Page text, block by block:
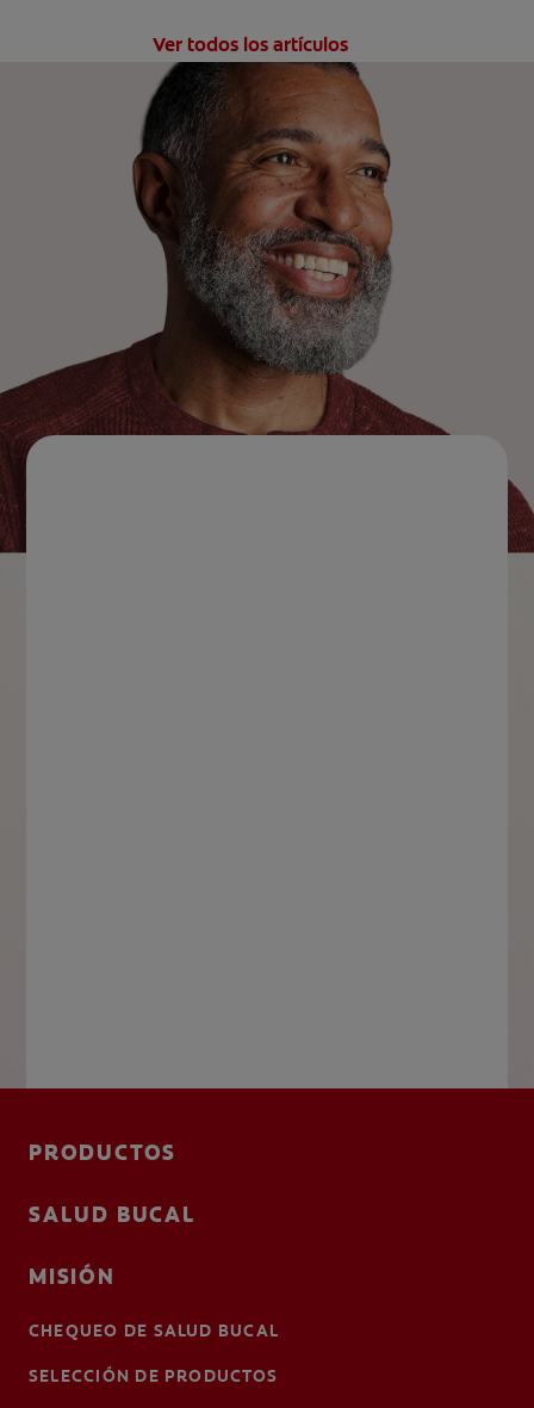
Ver todos los artículos
PRODUCTOS
SALUD BUCAL
MISIÓN
CHEQUEO DE SALUD BUCAL
SELECCIÓN DE PRODUCTOS